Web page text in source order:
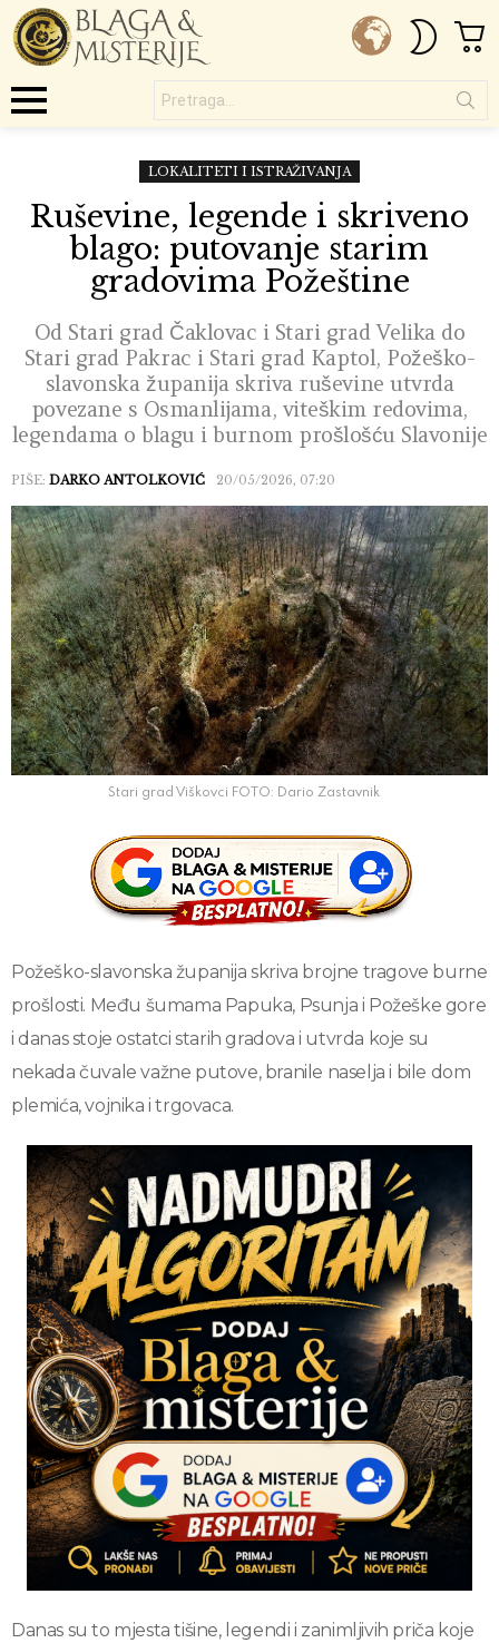
SKIN
LOKALITETI I ISTRAŽIVANJA
Ruševine, legende i skriveno
blago: putovanje starim
gradovima Požeštine
Od Stari grad Čaklovac i Stari grad Velika do
Stari grad Pakrac i Stari grad Kaptol, Požeško-
slavonska županija skriva ruševine utvrda
povezane s Osmanlijama, viteškim redovima,
legendama o blagu i burnom prošlošću Slavonije
PIŠE: DARKO ANTOLKOVIĆ 20/05/2026, 07:20
Stari grad Viškovci FOTO: Dario Zastavnik
Požeško-slavonska županija skriva brojne tragove burne
prošlosti. Među šumama Papuka, Psunja i Požeške gore
i danas stoje ostatci starih gradova i utvrda koje su
nekada čuvale važne putove, branile naselja i bile dom
plemića, vojnika i trgovaca.
Danas su to mjesta tišine, legendi i zanimljivih priča koje